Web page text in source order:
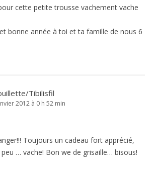
cette petite trousse vachement vache
bonne année à toi et ta famille de nous 6
Tibilisfil
2012 à 0 h 52 min
Toujours un cadeau fort apprécié,
… vache! Bon we de grisaille… bisous!